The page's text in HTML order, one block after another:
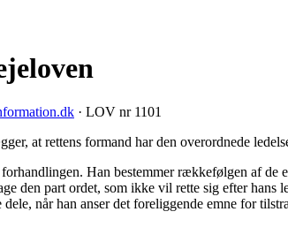
· LOV nr 1101
at rettens formand har den overordnede
Han bestemmer rækkefølgen af
den part ordet, som ikke vil rette sig efter
når han anser det foreliggende emne for